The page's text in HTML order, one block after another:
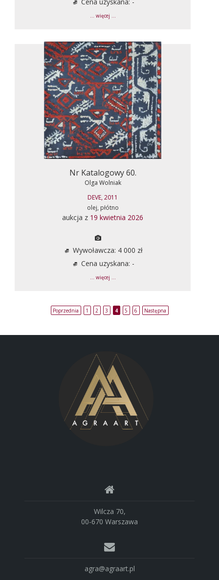
... więcej ...
Nr Katalogowy 60.
Olga Wolniak
DEVE, 2011
olej, płótno
aukcja z 19 kwietnia 2026
Wywoławcza: 4 000 zł
Cena uzyskana: -
... więcej ...
Poprzednia 1 2 3 4 5 6 Następna
Wilcza 70,
00-670 Warszawa
agra@agraart.pl